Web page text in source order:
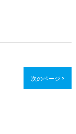
次のページ >